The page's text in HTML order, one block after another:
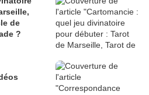
de
Belline ou Oracle de la Triade ?
+ 2 vidéos